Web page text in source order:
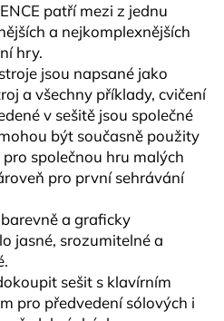
patří mezi z jednu
a nejkomplexnějších
hry.
jsou napsané jako
a všechny příklady, cvičení
v sešitě jsou společné
být současně použity
společnou hru malých
pro první sehrávání
a graficky
jasné, srozumitelné a
sešit s klavírním
pro předvedení sólových i